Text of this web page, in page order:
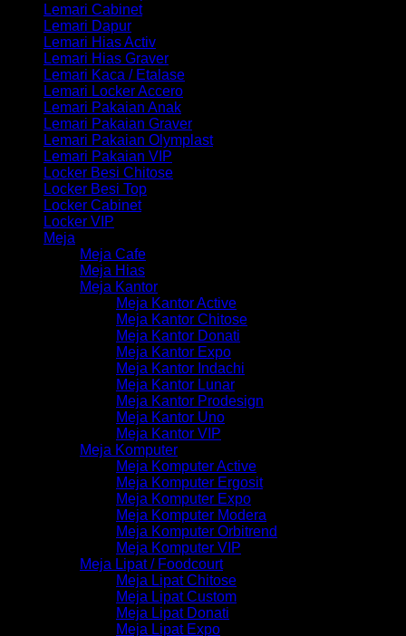
Lemari Cabinet
Lemari Dapur
Lemari Hias Activ
Lemari Hias Graver
Lemari Kaca / Etalase
Lemari Locker Accero
Lemari Pakaian Anak
Lemari Pakaian Graver
Lemari Pakaian Olymplast
Lemari Pakaian VIP
Locker Besi Chitose
Locker Besi Top
Locker Cabinet
Locker VIP
Meja
Meja Cafe
Meja Hias
Meja Kantor
Meja Kantor Active
Meja Kantor Chitose
Meja Kantor Donati
Meja Kantor Expo
Meja Kantor Indachi
Meja Kantor Lunar
Meja Kantor Prodesign
Meja Kantor Uno
Meja Kantor VIP
Meja Komputer
Meja Komputer Active
Meja Komputer Ergosit
Meja Komputer Expo
Meja Komputer Modera
Meja Komputer Orbitrend
Meja Komputer VIP
Meja Lipat / Foodcourt
Meja Lipat Chitose
Meja Lipat Custom
Meja Lipat Donati
Meja Lipat Expo